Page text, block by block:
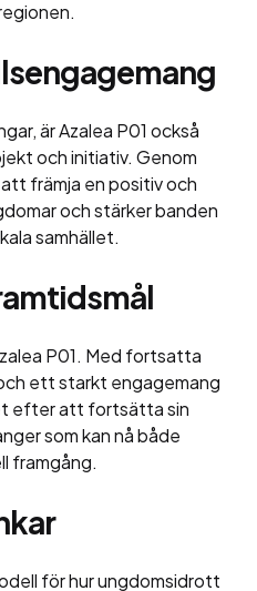
är Azalea P01 också
och initiativ. Genom
främja en positiv och
och stärker banden
samhället.
P01. Med fortsatta
ett starkt engagemang
efter att fortsätta sin
som kan nå både
framgång.
för hur ungdomsidrott